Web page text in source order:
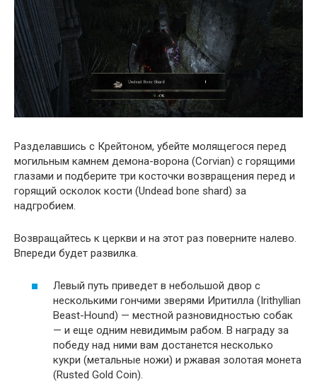
Разделавшись с Крейтоном, убейте молящегося перед
могильным камнем демона-ворона (Corvian) с горящими
глазами и подберите три косточки возвращения перед и
горящий осколок кости (Undead bone shard) за
надгробием.
Возвращайтесь к церкви и на этот раз поверните налево.
Впереди будет развилка.
Левый путь приведет в небольшой двор с
несколькими гончими зверями Иритилла (Irithyllian
Beast-Hound) — местной разновидностью собак
— и еще одним невидимым рабом. В награду за
победу над ними вам достанется несколько
кукри (метальные ножи) и ржавая золотая монета
(Rusted Gold Coin).